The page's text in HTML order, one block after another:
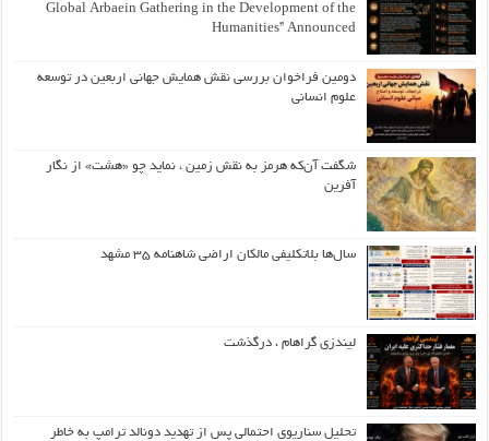
Global Arbaein Gathering in the Development of the
Humanities” Announced
دومین فراخوان بررسی نقش همایش جهانی اربعین در توسعه
علوم انسانی
شگفت آن‌که هرمز به نقش زمین ، نماید چو «هشت» از نگار
آفرین
سال‌ها بلاتکلیفی مالکان اراضی شاهنامه ۳۵ مشهد
لیندزی گراهام ، درگذشت
تحلیل سناریوی احتمالی پس از تهدید دونالد ترامپ به خاطر